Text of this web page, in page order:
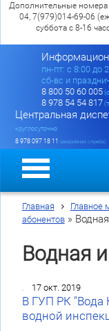
Дополнительные
04, 7(979)014-69-06
суббота с 8-16
пн-пт: c 8:00 до
сб-вс и
8 800 50 60 005
8 978 54 54 817
Центральная
круглосуточно
8 978 097 18 11 (аварийная служба)
Главная Главное
абонентов»
Водная
17 окт. 2019
В ГУП РК "Вода
водной